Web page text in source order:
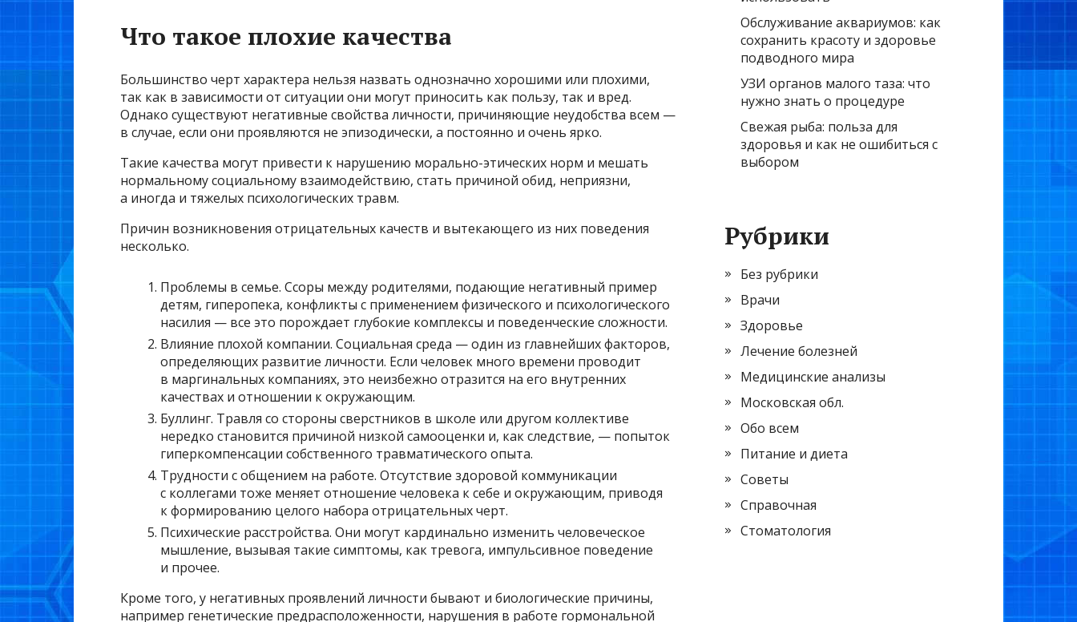
Что такое плохие качества
Большинство черт характера нельзя назвать однозначно хорошими или плохими,
так как в зависимости от ситуации они могут приносить как пользу, так и вред.
Однако существуют негативные свойства личности, причиняющие неудобства всем —
в случае, если они проявляются не эпизодически, а постоянно и очень ярко.
Такие качества могут привести к нарушению морально-этических норм и мешать
нормальному социальному взаимодействию, стать причиной обид, неприязни,
а иногда и тяжелых психологических травм.
Причин возникновения отрицательных качеств и вытекающего из них поведения
несколько.
Проблемы в семье. Ссоры между родителями, подающие негативный пример
детям, гиперопека, конфликты с применением физического и психологического
насилия — все это порождает глубокие комплексы и поведенческие сложности.
Влияние плохой компании. Социальная среда — один из главнейших факторов,
определяющих развитие личности. Если человек много времени проводит
в маргинальных компаниях, это неизбежно отразится на его внутренних
качествах и отношении к окружающим.
Буллинг. Травля со стороны сверстников в школе или другом коллективе
нередко становится причиной низкой самооценки и, как следствие, — попыток
гиперкомпенсации собственного травматического опыта.
Трудности с общением на работе. Отсутствие здоровой коммуникации
с коллегами тоже меняет отношение человека к себе и окружающим, приводя
к формированию целого набора отрицательных черт.
Психические расстройства. Они могут кардинально изменить человеческое
мышление, вызывая такие симптомы, как тревога, импульсивное поведение
и прочее.
Кроме того, у негативных проявлений личности бывают и биологические причины,
например генетические предрасположенности, нарушения в работе гормональной
Обслуживание аквариумов: как
сохранить красоту и здоровье
подводного мира
УЗИ органов малого таза: что
нужно знать о процедуре
Свежая рыба: польза для
здоровья и как не ошибиться с
выбором
Рубрики
Без рубрики
Врачи
Здоровье
Лечение болезней
Медицинские анализы
Московская обл.
Обо всем
Питание и диета
Советы
Справочная
Стоматология